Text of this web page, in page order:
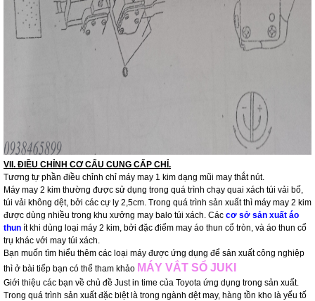
VII. ĐIỀU CHỈNH CƠ CẤU CUNG CẤP CHỈ.
Tương tự phần điều chỉnh chỉ máy may 1 kim dạng mũi may thắt nút.
Máy may 2 kim thường được sử dụng trong quá trình chạy quai xách túi vải bố,
túi vải không dệt, bởi các cự ly 2,5cm. Trong quá trình sản xuất thì máy may 2 kim
được dùng nhiều trong khu xưởng may balo túi xách. Các cơ sở sản xuất áo
thun ít khi dùng loại máy 2 kim, bởi đặc điểm may áo thun cổ tròn, và áo thun cổ
trụ khác với may túi xách.
Bạn muốn tìm hiểu thêm các loại máy được ứng dụng để sản xuất công nghiệp
thì ở bài tiếp bạn có thể tham khảo MÁY VẮT SỔ JUKI
Giới thiệu các bạn về chủ đề Just in time của Toyota ứng dụng trong sản xuất.
Trong quá trình sản xuất đặc biệt là trong ngành dệt may, hàng tồn kho là yếu tố